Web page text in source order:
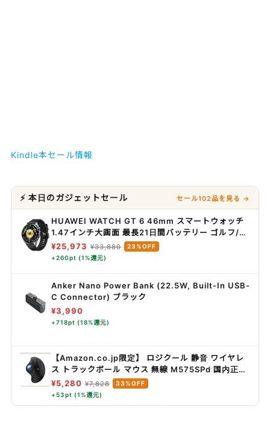
Kindle本セール情報
⚡ 本日のガジェットセール セール102品を見る →
HUAWEI WATCH GT 6 46mm スマートウォッチ
1.47インチ大画面 最長21日間バッテリー ゴルフ/サ
イクリング/登山 スポーツモード100種類以上 GPS
搭載 情緒/健康モニタリング iOS & Android対応 ブ
¥25,973 ¥33,880
23%OFF
+260pt (1%還元)
Anker Nano Power Bank (22.5W, Built-In USB-
C Connector) ブラック
¥3,990
+718pt (18%還元)
【Amazon.co.jp限定】 ロジクール 静音 ワイヤレ
ス トラックボール マウス 無線 M575SPd 国内正規
品
¥5,280 ¥7,828
33%OFF
+53pt (1%還元)